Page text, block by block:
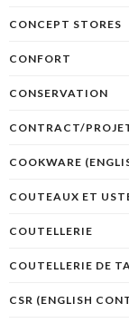
CONCEPT STORES
CONFORT
CONSERVATION
CONTRACT/
COOKWARE
COUTEAUX ET
COUTELLERIE
COUTELLERIE DE
CSR (ENGLISH